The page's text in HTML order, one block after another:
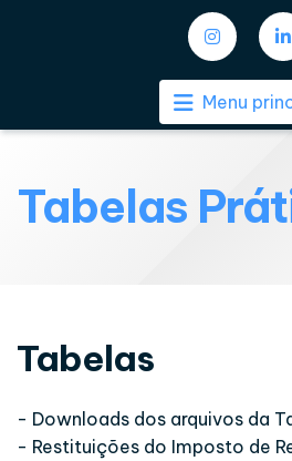
Menu
Tabelas
Tabelas
- Downloads dos arquivos da
- Restituições do Imposto de